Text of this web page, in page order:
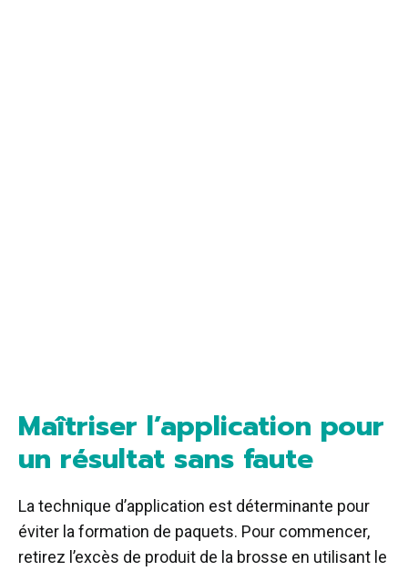
Maîtriser l’application pour
un résultat sans faute
La technique d’application est déterminante pour
éviter la formation de paquets. Pour commencer,
retirez l’excès de produit de la brosse en utilisant le